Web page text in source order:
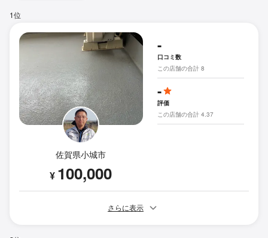
1位
佐賀県小城市
¥ 100,000
-
口コミ数
この店舗の合計 8
-
評価
この店舗の合計 4.37
さらに表示